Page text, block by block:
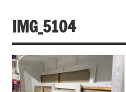
IMG_5104